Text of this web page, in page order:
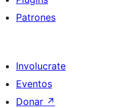
Patrones
Involucrate
Eventos
Donar ↗